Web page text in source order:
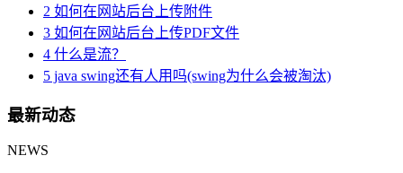
2 如何在网站后台上传附件
3 如何在网站后台上传PDF文件
4 什么是流？
5 java swing还有人用吗(swing为什么会被淘汰)
最新动态
NEWS